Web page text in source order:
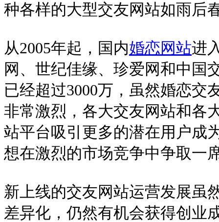
种各样的大型交友网站如雨后
从2005年起，国内婚恋网站进
网、世纪佳缘、珍爱网和中国
已经超过3000万，虽然婚恋交
非常激烈，各大交友网站和各
站平台吸引更多的潜在用户成
想在激烈的市场竞争中争取一
新上线的交友网站运营发展虽
差异化，仍然有机会获得创业